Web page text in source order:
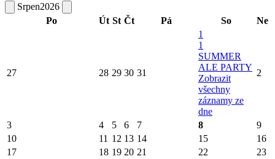
Srpen2026
Po
Út St Čt Pá So Ne
27 28 29 30 31
1
1
SUMMER
ALE PARTY
Zobrazit
všechny
záznamy ze
dne
2
3 4 5 6 7 8
9
10
11 12 13 14 15
16
17
18 19 20 21 22 23